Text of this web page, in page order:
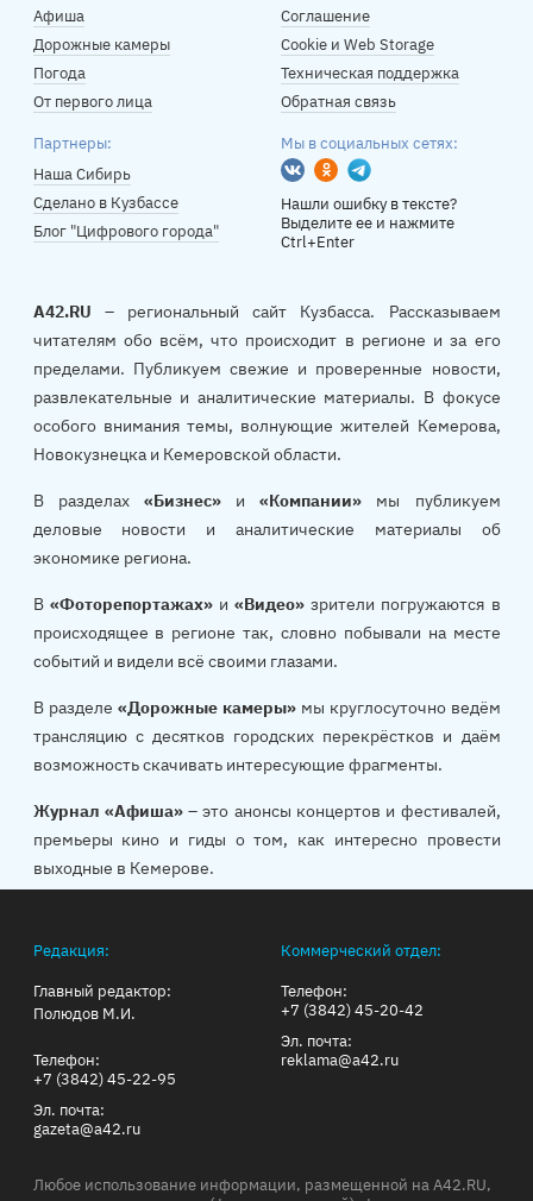
Афиша
Дорожные камеры
Погода
От первого лица
Соглашение
Cookie и Web Storage
Техническая поддержка
Обратная связь
Партнеры:
Наша Сибирь
Сделано в Кузбассе
Блог "Цифрового города"
Мы в социальных сетях:
Вконтакте
Одноклассники
Telegram
Нашли ошибку в тексте?
Выделите ее и нажмите
Ctrl+Enter
A42.RU – региональный сайт Кузбасса. Рассказываем
читателям обо всём, что происходит в регионе и за его
пределами. Публикуем свежие и проверенные новости,
развлекательные и аналитические материалы. В фокусе
особого внимания темы, волнующие жителей Кемерова,
Новокузнецка и Кемеровской области.
В разделах «Бизнес»и«Компании» мы публикуем
деловые новости и аналитические материалы об
экономике региона.
В «Фоторепортажах»и«Видео» зрители погружаются в
происходящее в регионе так, словно побывали на месте
событий и видели всё своими глазами.
В разделе «Дорожные камеры»мы круглосуточно ведём
трансляцию с десятков городских перекрёстков и даём
возможность скачивать интересующие фрагменты.
Журнал «Афиша»– это анонсы концертов и фестивалей,
премьеры кино и гиды о том, как интересно провести
выходные в Кемерове.
Редакция:
Главный редактор:
Полюдов М.И.
Телефон:
+7 (3842) 45-22-95
Эл. почта:
gazeta@a42.ru
Коммерческий отдел:
Телефон:
+7 (3842) 45-20-42
Эл. почта:
reklama@a42.ru
Любое использование информации, размещенной на A42.RU,